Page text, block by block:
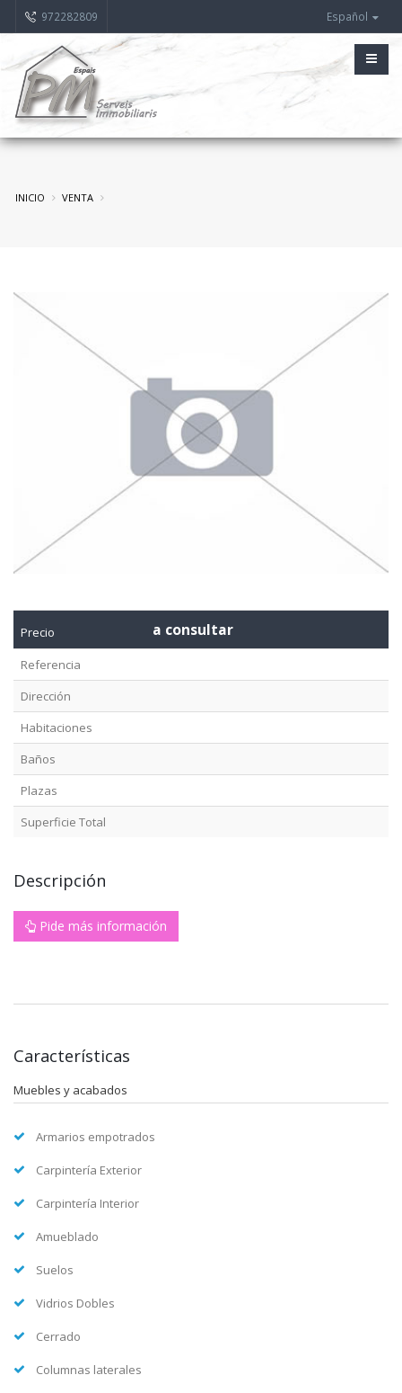
972282809 Español
INICIO VENTA
Precio a consultar
Referencia
Dirección
Habitaciones
Baños
Plazas
Superficie Total
Descripción
Pide más información
Características
Muebles y acabados
Armarios empotrados
Carpintería Exterior
Carpintería Interior
Amueblado
Suelos
Vidrios Dobles
Cerrado
Columnas laterales